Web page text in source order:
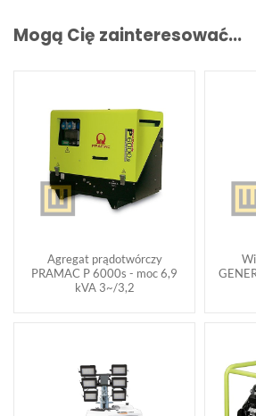
Mogą Cię zainteresować...
Agregat prądotwórczy
PRAMAC P 6000s - moc 6,9
kVA 3~/3,2